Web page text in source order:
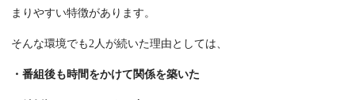
まりやすい特徴があります。
そんな環境でも2人が続いた理由としては、
・番組後も時間をかけて関係を築いた